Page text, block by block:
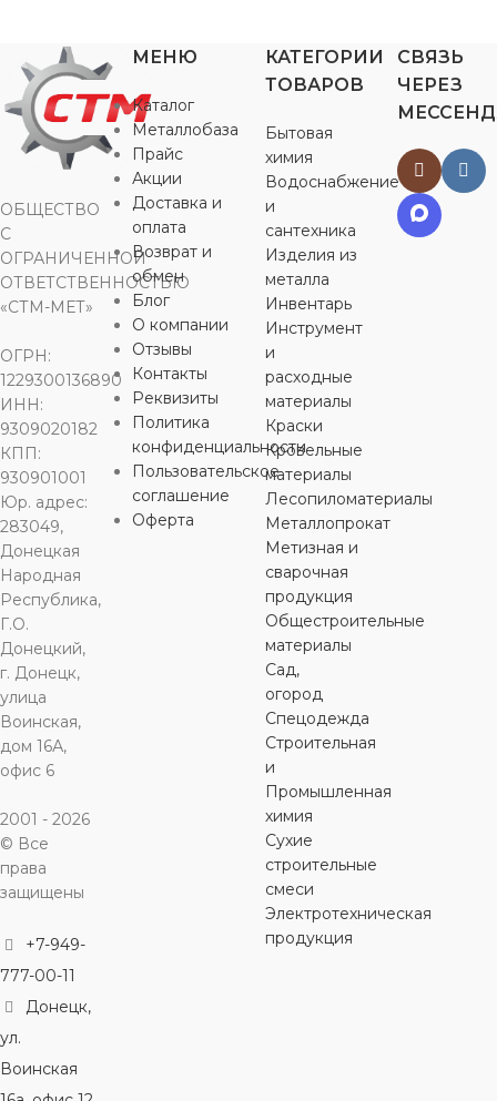
ДИАМЕТР, ММ
50
РЕЗЬБА 1 1/2″
МАТЕРИАЛ
СОЕДИНЕНИЕ
внутренняя
резьба
пайка
ОБЛАСТЬ
ПРИМЕНЕНИЯ
водоснабжение
холодное
водоснабжение
ЦВЕТ
ДИАМЕТР, ММ
63
РЕЗЬБА
МАТЕРИАЛ
PPr
СОЕДИНЕНИЕ
резьба , пайка
ПРИМЕНЕНИЯ
водоснабжение,
серый
20
1/2″
МАТЕРИАЛ
СОЕДИНЕНИЕ
пайка
ОБЛАСТЬ
ПРИМЕНЕНИЯ
горячее
водоснабжение
холодное
ЦВЕТ серый
50
РЕЗЬБА
горячее
ОБЩЕСТВО
С
ОГРАНИЧЕННОЙ
ОТВЕТСТВЕННОСТЬЮ
«СТМ-МЕТ»
ОГРН:
1229300136890
ИНН:
9309020182
КПП:
930901001
Юр. адрес:
283049,
Донецкая
Народная
Республика,
Г.О.
Донецкий,
г. Донецк,
улица
Воинская,
дом 16А,
офис 6
2001 - 2026
© Все
права
защищены
+7-949-
777-00-11
Донецк,
ул.
Воинская
МЕНЮ
Каталог
Металлобаза
Прайс
Акции
Доставка и
оплата
Возврат и
обмен
Блог
О компании
Отзывы
Контакты
Реквизиты
Политика
конфиденциальности
Пользовательское
соглашение
Оферта
КАТЕГОРИИ
ТОВАРОВ
Бытовая
химия
Водоснабжение
и
сантехника
Изделия из
металла
Инвентарь
Инструмент
и
расходные
материалы
Краски
Кровельные
материалы
Лесопиломатериалы
Металлопрокат
Метизная и
сварочная
продукция
Общестроительные
материалы
Сад,
огород
Спецодежда
Строительная
и
Промышленная
химия
Сухие
строительные
смеси
Электротехническая
продукция
СВЯЗЬ
ЧЕРЕЗ